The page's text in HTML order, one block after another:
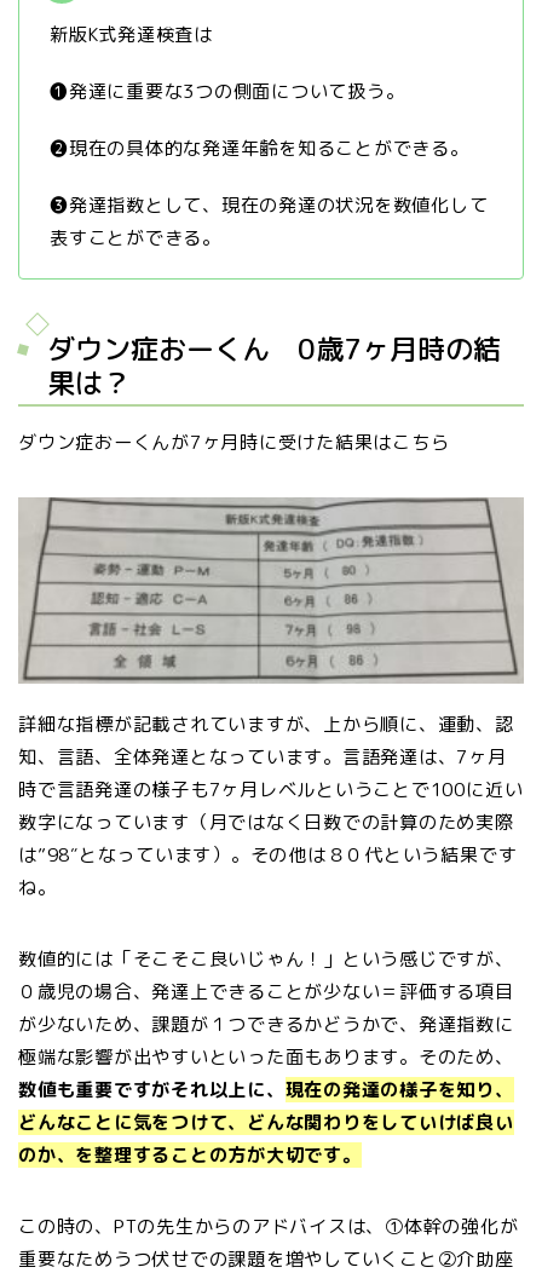
新版K式発達検査は
❶発達に重要な3つの側面について扱う。
❷現在の具体的な発達年齢を知ることができる。
❸発達指数として、現在の発達の状況を数値化して
表すことができる。
ダウン症おーくん 0歳7ヶ月時の結
果は？
ダウン症おーくんが7ヶ月時に受けた結果はこちら
詳細な指標が記載されていますが、上から順に、運動、認
知、言語、全体発達となっています。言語発達は、7ヶ月
時で言語発達の様子も7ヶ月レベルということで100に近い
数字になっています（月ではなく日数での計算のため実際
は”98″となっています）。その他は８０代という結果です
ね。
数値的には「そこそこ良いじゃん！」という感じですが、
０歳児の場合、発達上できることが少ない＝評価する項目
が少ないため、課題が１つできるかどうかで、発達指数に
極端な影響が出やすいといった面もあります。そのため、
数値も重要ですがそれ以上に、 現在の発達の様子を知り、
どんなことに気をつけて、どんな関わりをしていけば良い
のか、を整理することの方が大切です。
この時の、PTの先生からのアドバイスは、①体幹の強化が
重要なためうつ伏せでの課題を増やしていくこと②介助座